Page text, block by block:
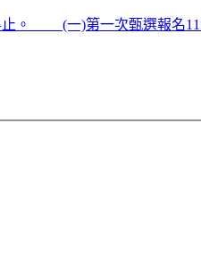
止。 (一)第一次甄選報名